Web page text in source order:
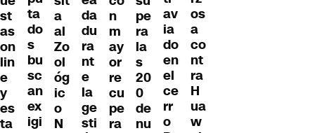
st
as
on
lin
e
y
es
ta
ta
do
s
bu
sc
an
ex
igi
a
al
Zo
ol
óg
ic
o
N
da
du
ra
nt
e
la
ge
sti
n
m
ay
or
re
cu
pe
ra
pe
ra
la
s
20
0
de
nu
av
ia
do
en
el
ce
rr
o
os
a
co
nt
ra
H
ua
w